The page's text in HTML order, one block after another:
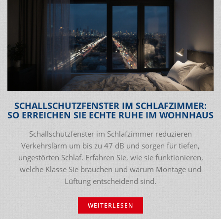
SCHALLSCHUTZFENSTER IM SCHLAFZIMMER:
SO ERREICHEN SIE ECHTE RUHE IM WOHNHAUS
Schallschutzfenster im Schlafzimmer reduzieren
Verkehrslärm um bis zu 47 dB und sorgen für tiefen,
ungestörten Schlaf. Erfahren Sie, wie sie funktionieren,
welche Klasse Sie brauchen und warum Montage und
Lüftung entscheidend sind.
WEITERLESEN